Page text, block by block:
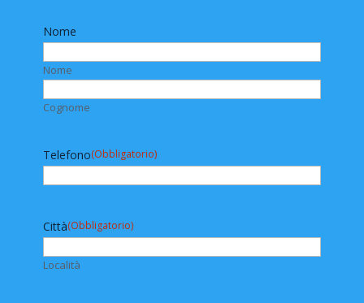
Nome
Nome
Cognome
Telefono(Obbligatorio)
Città(Obbligatorio)
Località